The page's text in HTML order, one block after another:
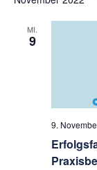
MI.
9
9.